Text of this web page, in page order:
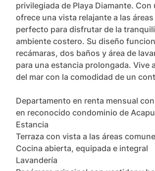
privilegiada de Playa Diamante. Con
ofrece una vista relajante a las
perfecto para disfrutar de la
ambiente costero. Su diseño
recámaras, dos baños y área de
para una estancia prolongada. Vive
del mar con la comodidad de un
Departamento en renta mensual
en reconocido condominio de
Estancia
Terraza con vista a las áreas
Cocina abierta, equipada e integral
Lavandería